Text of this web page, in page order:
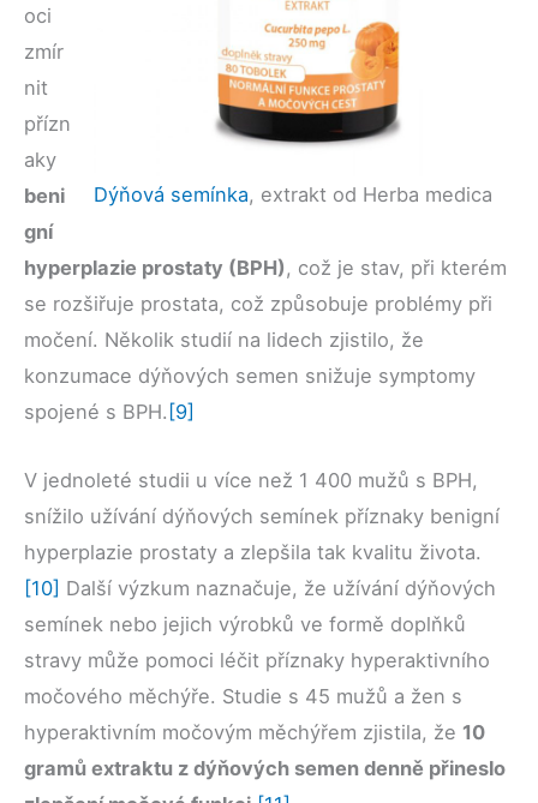
Dýňová semínka, extrakt od Herba medica
oci
zmír
nit
přízn
aky
beni
gní
hyperplazie prostaty (BPH), což je stav, při kterém
se rozšiřuje prostata, což způsobuje problémy při
močení. Několik studií na lidech zjistilo, že
konzumace dýňových semen snižuje symptomy
spojené s BPH. [9]
V jednoleté studii u více než 1 400 mužů s BPH,
snížilo užívání dýňových semínek příznaky benigní
hyperplazie prostaty a zlepšila tak kvalitu života.
[10] Další výzkum naznačuje, že užívání dýňových
semínek nebo jejich výrobků ve formě doplňků
stravy může pomoci léčit příznaky hyperaktivního
močového měchýře. Studie s 45 mužů a žen s
hyperaktivním močovým měchýřem zjistila, že 10
gramů extraktu z dýňových semen denně přineslo